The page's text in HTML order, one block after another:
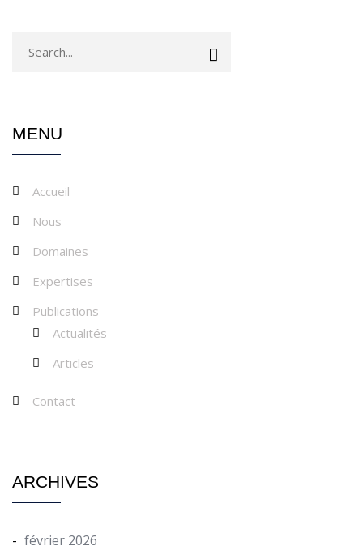
MENU
Accueil
Nous
Domaines
Expertises
Publications
Actualités
Articles
Contact
ARCHIVES
février 2026